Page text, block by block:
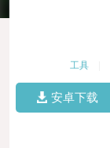
工具
安卓下载